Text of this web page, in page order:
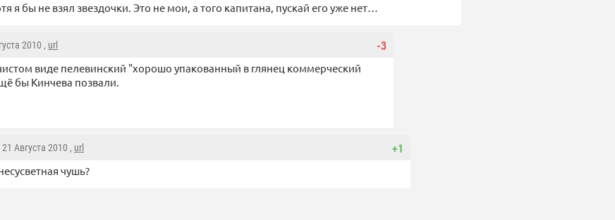
я бы не взял звездочки. Это не мои, а того капитана, пускай его уже нет…
-3
2010 , url
виде пелевинский "хорошо упакованный в глянец коммерческий
бы Кинчева позвали.
+1
21 Августа 2010 , url
чушь?